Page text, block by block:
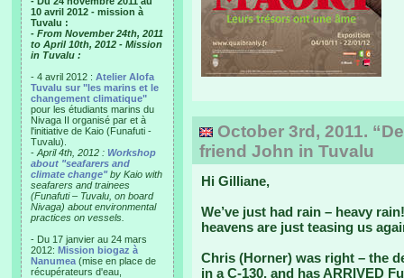
10 avril 2012 - mission à
Tuvalu :
- From November 24th, 2011
to April 10th, 2012 - Mission
in Tuvalu :
- 4 avril 2012 : Atelier Alofa
Tuvalu sur "les marins et le
changement climatique"
pour les étudiants marins du
Nivaga II organisé par et à
l'initiative de Kaio (Funafuti -
Tuvalu).
- April 4th, 2012 : Workshop
about "seafarers and
climate change"by Kaio with
seafarers and trainees
(Funafuti – Tuvalu, on board
Nivaga) about environmental
practices on vessels.
- Du 17 janvier au 24 mars
2012: Mission biogaz à
Nanumea (mise en place de
récupérateurs d'eau,
October 3rd, 2011.
friend John in Tuvalu
Hi Gilliane,
We’ve just had rain – heavy
heavens are just teasing us
Chris (Horner) was right – the
in a C-130, and has ARRIVED